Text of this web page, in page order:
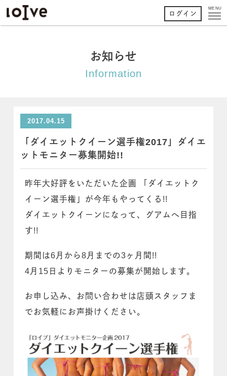
MENU
ログイン
お知らせ
Information
2017.04.15
「ダイエットクイーン選手権2017」ダイエ
ットモニター募集開始!!
昨年大好評をいただいた企画 「ダイエットク
イーン選手権」が今年もやってくる!!
ダイエットクイーンになって、グアムへ目指
す!!
期間は6月から8月までの3ヶ月間!!
4月15日よりモニターの募集が開始します。
お申し込み、お問い合わせは店頭スタッフま
でお気軽にお声掛けください。